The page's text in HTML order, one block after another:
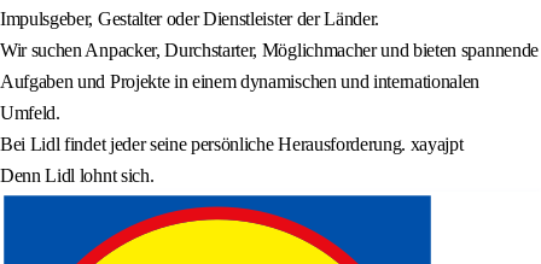
Impulsgeber, Gestalter oder Dienstleister der Länder.
Wir suchen Anpacker, Durchstarter, Möglichmacher und bieten spannende
Aufgaben und Projekte in einem dynamischen und internationalen
Umfeld.
Bei Lidl findet jeder seine persönliche Herausforderung. xayajpt
Denn Lidl lohnt sich.